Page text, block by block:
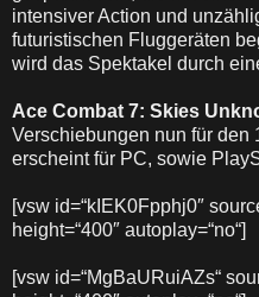
intensiver Action und
futuristischen Fluggeräten
wird das Spektakel durch
Ace Combat 7: Skies
Verschiebungen nun für den
erscheint für PC, sowie
[vsw id=“kIEK0Fpphj0″
height=“400″ autoplay=“no“]
[vsw id=“MgBaURuiAZs“